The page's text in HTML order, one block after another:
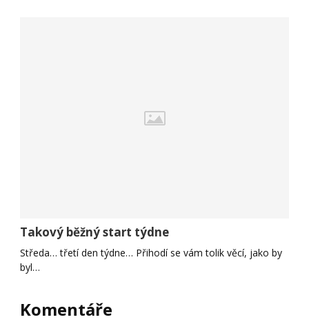
Takový běžný start týdne
Středa… třetí den týdne… Přihodí se vám tolik věcí, jako by
byl…
Komentáře